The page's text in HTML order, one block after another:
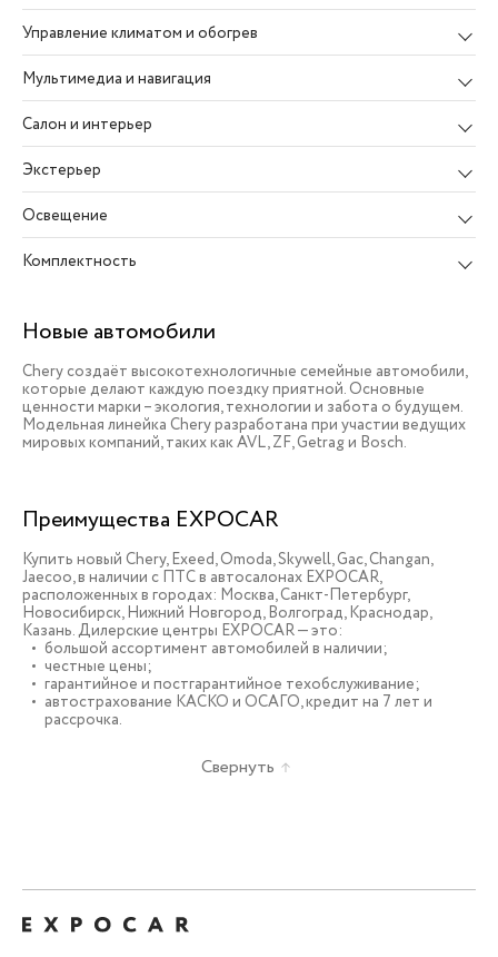
Управление климатом и обогрев
Мультимедиа и навигация
Салон и интерьер
Экстерьер
Освещение
Комплектность
Новые автомобили
Chery создаёт высокотехнологичные семейные автомобили,
которые делают каждую поездку приятной. Основные
ценности марки – экология, технологии и забота о будущем.
Модельная линейка Chery разработана при участии ведущих
мировых компаний, таких как AVL, ZF, Getrag и Bosch.
Преимущества EXPOCAR
Купить новый Chery, Exeed, Omoda, Skywell, Gac, Changan,
Jaecoo, в наличии c ПТС в автосалонах EXPOCAR,
расположенных в городах: Москва, Санкт-Петербург,
Новосибирск, Нижний Новгород, Волгоград, Краснодар,
Казань. Дилерские центры EXPOCAR — это:
большой ассортимент автомобилей в наличии;
честные цены;
гарантийное и постгарантийное техобслуживание;
автострахование КАСКО и ОСАГО, кредит на 7 лет и
рассрочка.
Свернуть